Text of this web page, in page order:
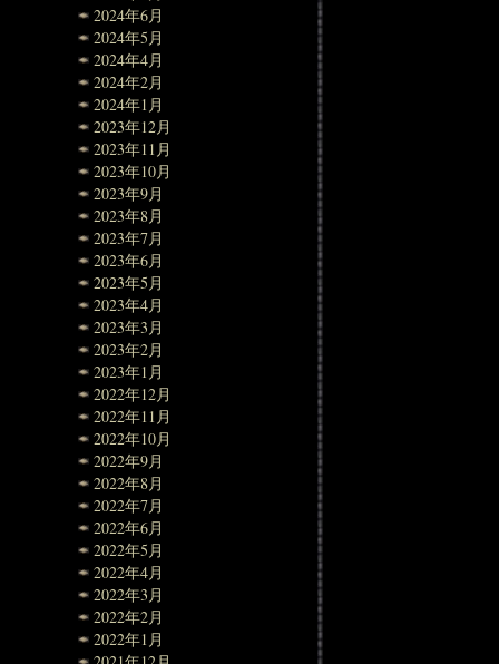
2024年6月
2024年5月
2024年4月
2024年2月
2024年1月
2023年12月
2023年11月
2023年10月
2023年9月
2023年8月
2023年7月
2023年6月
2023年5月
2023年4月
2023年3月
2023年2月
2023年1月
2022年12月
2022年11月
2022年10月
2022年9月
2022年8月
2022年7月
2022年6月
2022年5月
2022年4月
2022年3月
2022年2月
2022年1月